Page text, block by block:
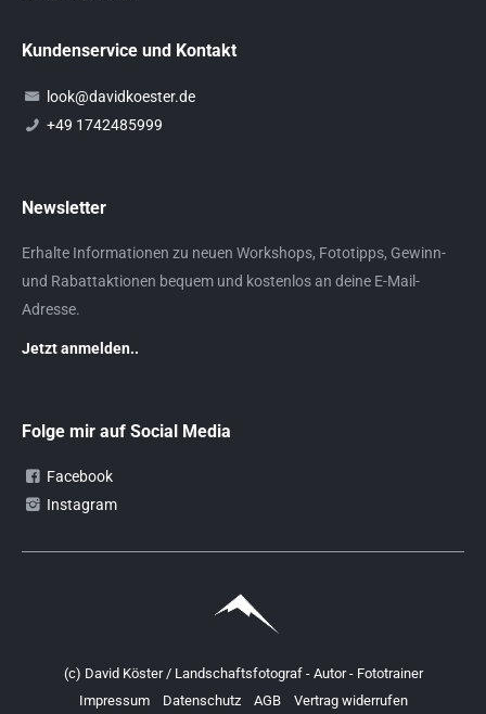
Kundenservice und Kontakt
look@davidkoester.de
+49 1742485999
Newsletter
Erhalte Informationen zu neuen Workshops, Fototipps, Gewinn-
und Rabattaktionen bequem und kostenlos an deine E-Mail-
Adresse.
Jetzt anmelden..
Folge mir auf Social Media
Facebook
Instagram
(c) David Köster / Landschaftsfotograf - Autor - Fototrainer
Impressum
Datenschutz AGB Vertrag widerrufen